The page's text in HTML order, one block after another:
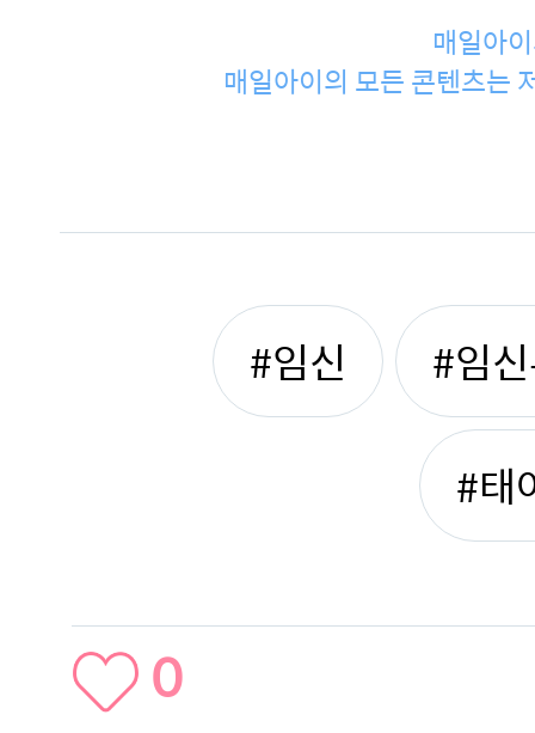
매일아
매일아이의 모든 콘텐츠는
#임신 #임
#태
0